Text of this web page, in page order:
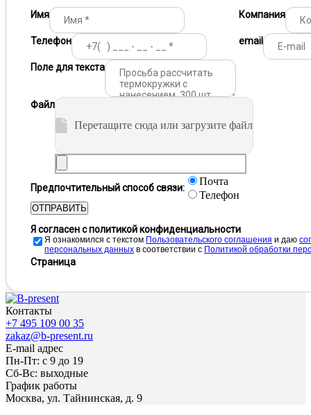
Имя Компания
Телефон email
Поле для текста
Файл
Перетащите сюда или загрузите файл
Предпочтительный способ связи:
Почта
Телефон
ОТПРАВИТЬ
Я согласен с политикой конфиденциальности
Я ознакомился с текстом Пользовательского соглашения и даю
персональных данных в соответствии с Политикой обработки
Страница
Контакты
+7 495 109 00 35
zakaz@b-present.ru
E-mail адрес
Пн-Пт: с 9 до 19
Сб-Вс: выходные
График работы
Москва, ул. Тайнинская, д. 9